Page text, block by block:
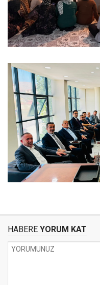
HABERE YORUM KAT